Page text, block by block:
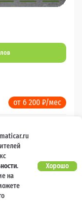
от 6 200 ₽/мес
.
на
Хорошо